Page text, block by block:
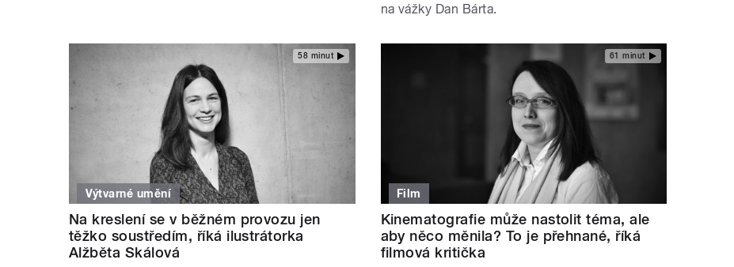
na vážky Dan Bárta.
58 minut
Výtvarné umění
Na kreslení se v běžném provozu jen
těžko soustředím, říká ilustrátorka
Alžběta Skálová
61 minut
Film
Kinematografie může nastolit téma, ale
aby něco měnila? To je přehnané, říká
filmová kritička